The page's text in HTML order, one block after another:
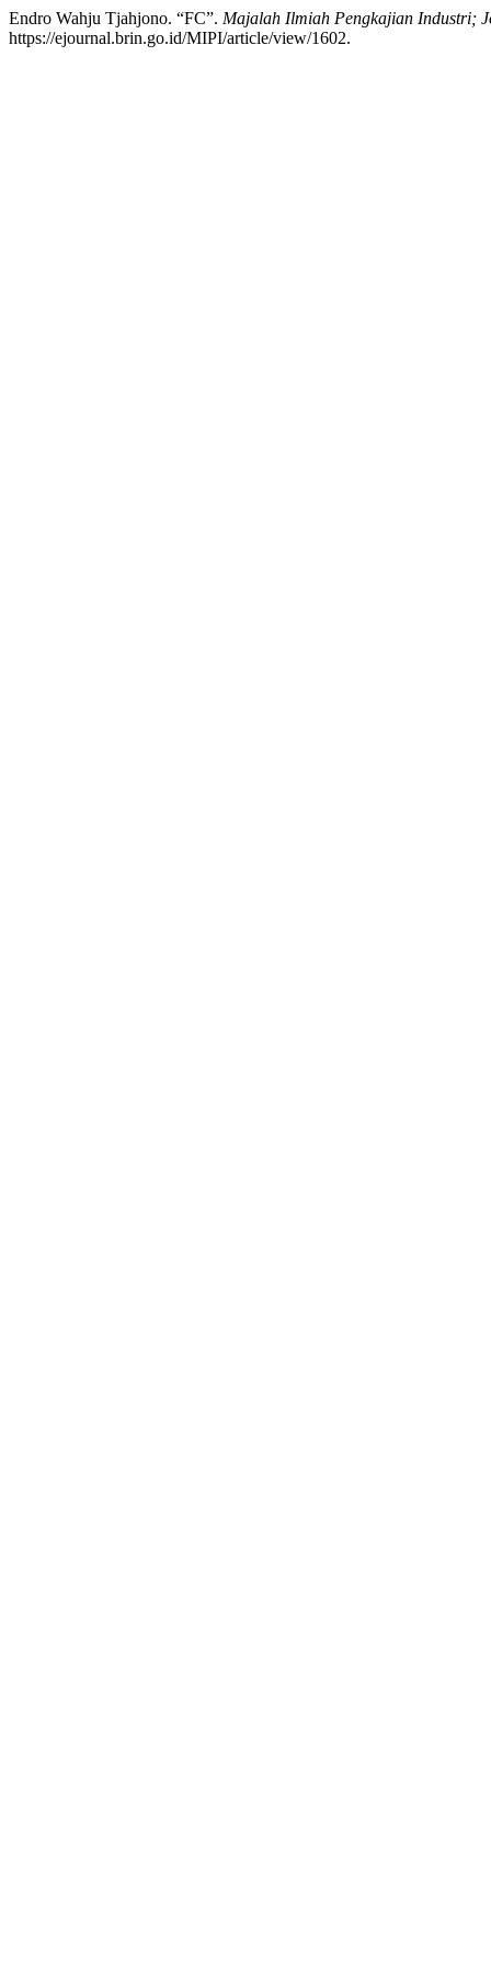
Endro Wahju Tjahjono. “FC”. Majalah Ilmiah Pengkajian Industri;
https://ejournal.brin.go.id/MIPI/article/view/1602.